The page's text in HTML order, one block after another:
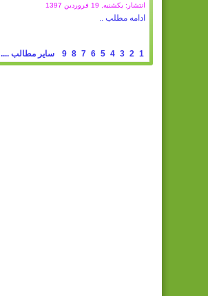
انتشار: یکشنبه, 19 فروردين 1397
ادامه مطلب ..
1
2
3
4
5
6
7
8
9 سایر مطالب ....